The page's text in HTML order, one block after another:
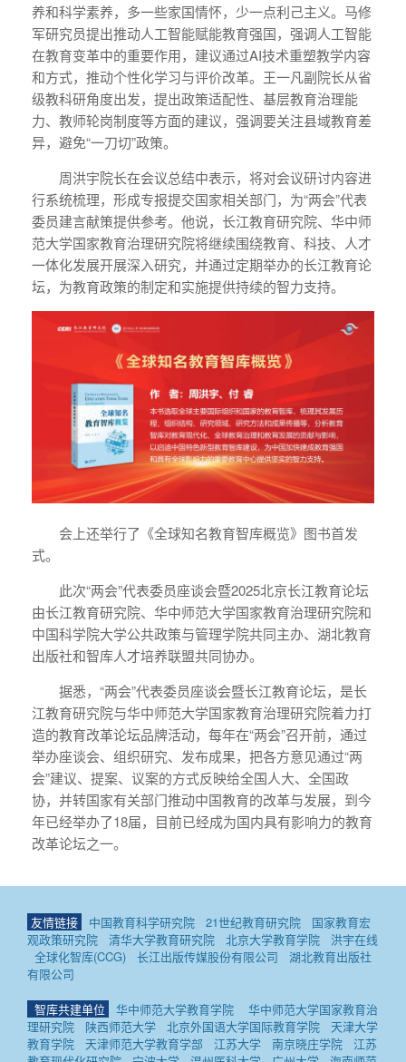
养和科学素养，多一些家国情怀，少一点利己主义。马修
军研究员提出推动人工智能赋能教育强国，强调人工智能
在教育变革中的重要作用，建议通过AI技术重塑教学内容
和方式，推动个性化学习与评价改革。王一凡副院长从省
级教科研角度出发，提出政策适配性、基层教育治理能
力、教师轮岗制度等方面的建议，强调要关注县域教育差
异，避免“一刀切”政策。
周洪宇院长在会议总结中表示，将对会议研讨内容进
行系统梳理，形成专报提交国家相关部门，为“两会”代表
委员建言献策提供参考。他说，长江教育研究院、华中师
范大学国家教育治理研究院将继续围绕教育、科技、人才
一体化发展开展深入研究，并通过定期举办的长江教育论
坛，为教育政策的制定和实施提供持续的智力支持。
会上还举行了《全球知名教育智库概览》图书首发
式。
此次“两会”代表委员座谈会暨2025北京长江教育论坛
由长江教育研究院、华中师范大学国家教育治理研究院和
中国科学院大学公共政策与管理学院共同主办、湖北教育
出版社和智库人才培养联盟共同协办。
据悉，“两会”代表委员座谈会暨长江教育论坛，是长
江教育研究院与华中师范大学国家教育治理研究院着力打
造的教育改革论坛品牌活动，每年在“两会”召开前，通过
举办座谈会、组织研究、发布成果，把各方意见通过“两
会”建议、提案、议案的方式反映给全国人大、全国政
协，并转国家有关部门推动中国教育的改革与发展，到今
年已经举办了18届，目前已经成为国内具有影响力的教育
改革论坛之一。
友情链接 中国教育科学研究院 21世纪教育研究院
国家教育宏
观政策研究院
清华大学教育研究院 北京大学教育学院
洪宇在线
全球化智库(CCG)
长江出版传媒股份有限公司
湖北教育出版社
有限公司
智库共建单位 华中师范大学教育学院
华中师范大学国家教育治
理研究院
陕西师范大学 北京外国语大学国际教育学院
天津大学
教育学院
天津师范大学教育学部 江苏大学 南京晓庄学院
江苏